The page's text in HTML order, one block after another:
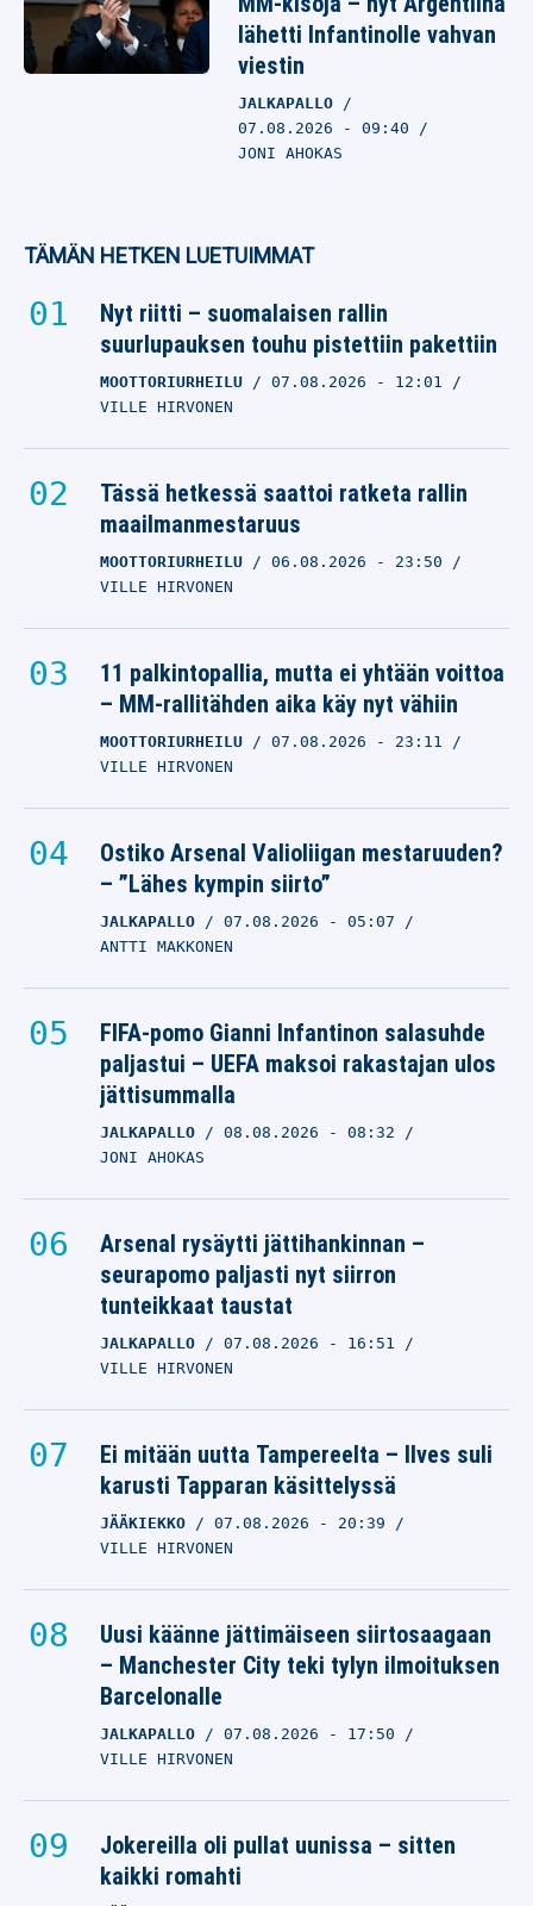
lähetti Infantinolle vahvan
viestin
JALKAPALLO
07.08.2026 - 09:40
JONI AHOKAS
TÄMÄN HETKEN LUETUIMMAT
Nyt riitti – suomalaisen rallin
suurlupauksen touhu pistettiin pakettiin
MOOTTORIURHEILU 07.08.2026 - 12:01
VILLE HIRVONEN
Tässä hetkessä saattoi ratketa rallin
maailmanmestaruus
MOOTTORIURHEILU 06.08.2026 - 23:50
VILLE HIRVONEN
11 palkintopallia, mutta ei yhtään voittoa
– MM-rallitähden aika käy nyt vähiin
MOOTTORIURHEILU 07.08.2026 - 23:11
VILLE HIRVONEN
Ostiko Arsenal Valioliigan mestaruuden?
– ”Lähes kympin siirto”
JALKAPALLO 07.08.2026 - 05:07
ANTTI MAKKONEN
FIFA-pomo Gianni Infantinon salasuhde
paljastui – UEFA maksoi rakastajan ulos
jättisummalla
JALKAPALLO 08.08.2026 - 08:32
JONI AHOKAS
Arsenal rysäytti jättihankinnan –
seurapomo paljasti nyt siirron
tunteikkaat taustat
JALKAPALLO 07.08.2026 - 16:51
VILLE HIRVONEN
Ei mitään uutta Tampereelta – Ilves suli
karusti Tapparan käsittelyssä
JÄÄKIEKKO 07.08.2026 - 20:39
VILLE HIRVONEN
Uusi käänne jättimäiseen siirtosaagaan
– Manchester City teki tylyn ilmoituksen
Barcelonalle
JALKAPALLO 07.08.2026 - 17:50
VILLE HIRVONEN
Jokereilla oli pullat uunissa – sitten
kaikki romahti